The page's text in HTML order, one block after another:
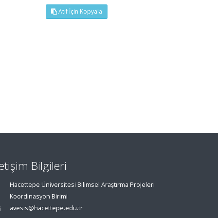
Atıf İçin Kopyala
Bilgileri
Hacettepe Üniversitesi Bilimsel Araştırma Projeleri
Koordinasyon Birimi
avesis@hacettepe.edu.tr